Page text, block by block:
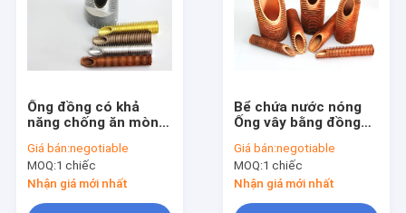
Ống đồng có khả
năng chống ăn mòn
ngưng tụ
Giá bán:negotiable
MOQ:1 chiếc
Nhận giá mới nhất
Bể chứa nước nóng
Ống vây bằng đồng
năng chống rung
Đường kính bên trong
19,72mm
Giá bán:negotiable
MOQ:1 chiếc
Nhận giá mới nhất